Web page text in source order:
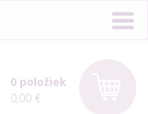
0 položiek
0,00 €